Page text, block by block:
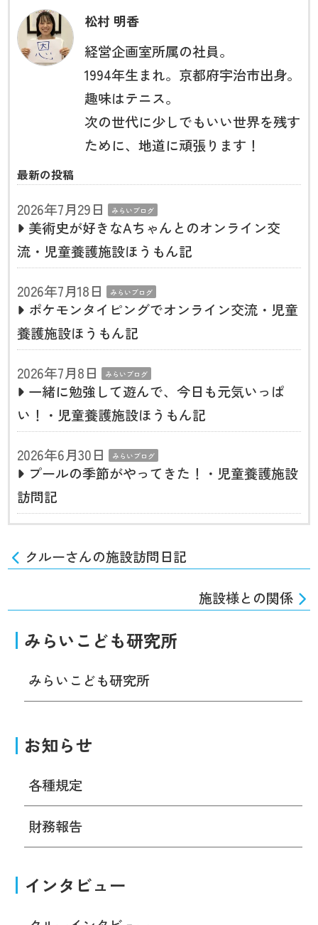
松村 明香
経営企画室所属の社員。
1994年生まれ。京都府宇治市出身。
趣味はテニス。
次の世代に少しでもいい世界を残す
ために、地道に頑張ります！
最新の投稿
2026年7月29日 みらいブログ
美術史が好きなAちゃんとのオンライン交
流・児童養護施設ほうもん記
2026年7月18日
みらいブログ
ポケモンタイピングでオンライン交流・児童
養護施設ほうもん記
2026年7月8日
みらいブログ
一緒に勉強して遊んで、今日も元気いっぱ
い！・児童養護施設ほうもん記
2026年6月30日
みらいブログ
プールの季節がやってきた！・児童養護施設
訪問記
クルーさんの施設訪問日記
施設様との関係
みらいこども研究所
みらいこども研究所
お知らせ
各種規定
財務報告
インタビュー